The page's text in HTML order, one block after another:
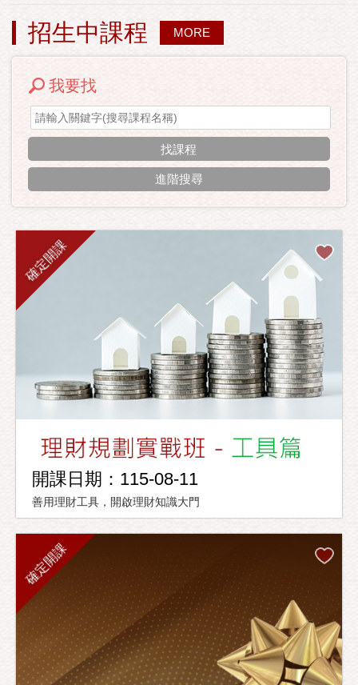
招生中課程 MORE
我要找
進階搜尋
確定開課
開課日期：115-08-11
善用理財工具，開啟理財知識大門
確定開課